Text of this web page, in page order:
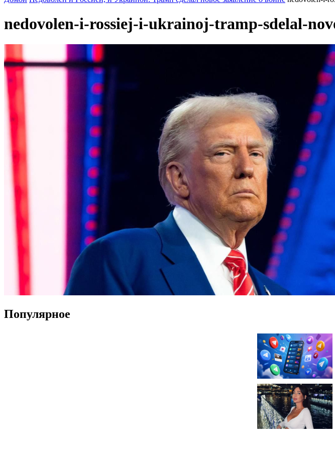
nedovolen-i-rossiej-i-ukrainoj-tramp-sdelal-
Популярное